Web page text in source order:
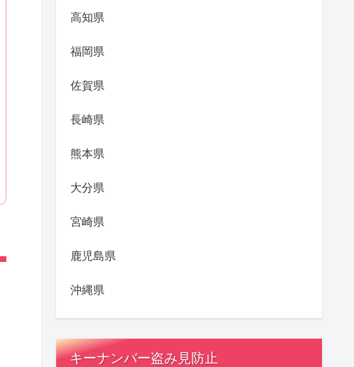
高知県
福岡県
佐賀県
長崎県
熊本県
大分県
宮崎県
鹿児島県
沖縄県
キーナンバー盗み見防止